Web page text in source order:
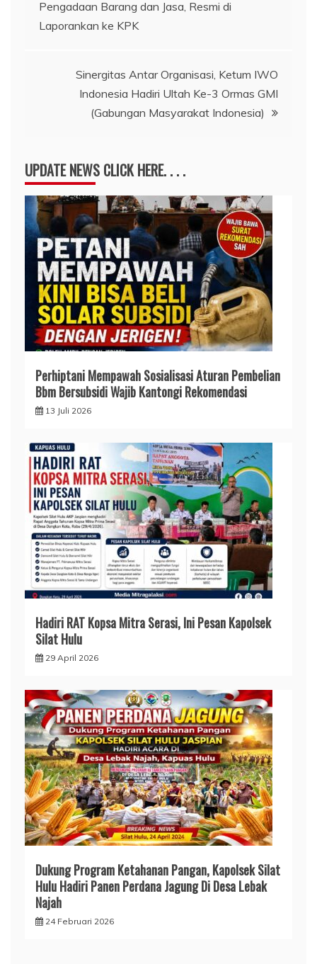
Pengadaan Barang dan Jasa, Resmi di
Laporankan ke KPK
Sinergitas Antar Organisasi, Ketum IWO
Indonesia Hadiri Ultah Ke-3 Ormas GMI
(Gabungan Masyarakat Indonesia)
UPDATE NEWS CLICK HERE. . . .
Perhiptani Mempawah Sosialisasi Aturan Pembelian
Bbm Bersubsidi Wajib Kantongi Rekomendasi
13 Juli 2026
Hadiri RAT Kopsa Mitra Serasi, Ini Pesan Kapolsek
Silat Hulu
29 April 2026
Dukung Program Ketahanan Pangan, Kapolsek Silat
Hulu Hadiri Panen Perdana Jagung Di Desa Lebak
Najah
24 Februari 2026